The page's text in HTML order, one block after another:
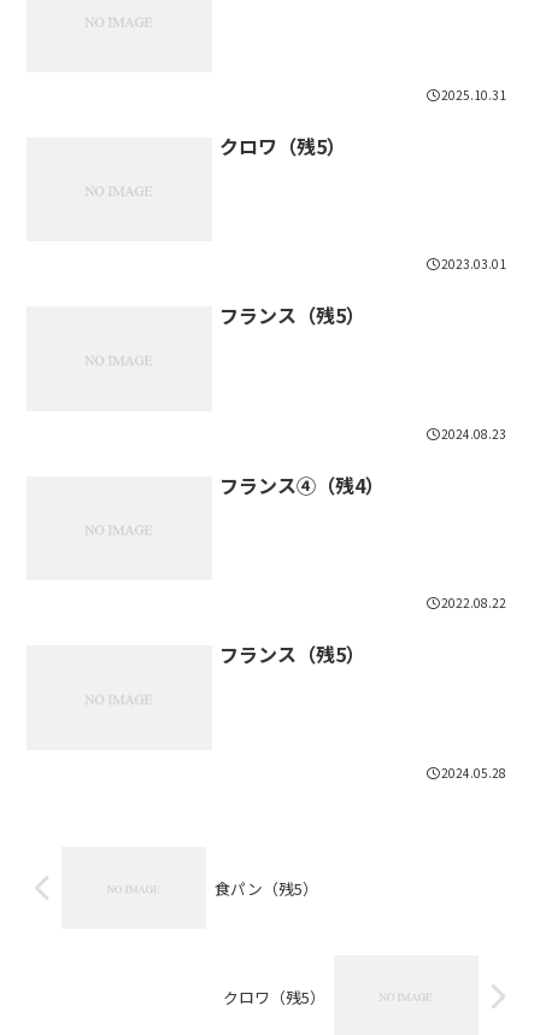
2025.10.31
クロワ（残5）
2023.03.01
フランス（残5）
2024.08.23
フランス④（残4）
2022.08.22
フランス（残5）
2024.05.28
食パン（残5）
クロワ（残5）